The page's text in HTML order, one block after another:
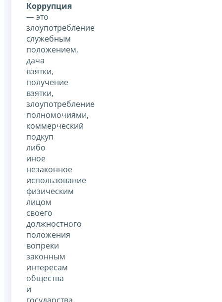
Коррупция
— это
злоупотребление
служебным
положением,
дача
взятки,
получение
взятки,
злоупотребление
полномочиями,
коммерческий
подкуп
либо
иное
незаконное
использование
физическим
лицом
своего
должностного
положения
вопреки
законным
интересам
общества
и